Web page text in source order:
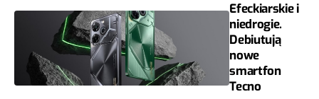
Efeckiarskie i
niedrogie.
Debiutują
nowe
smartfon
Tecno